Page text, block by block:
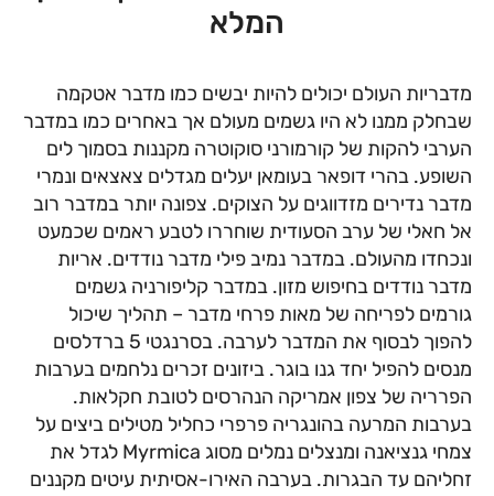
המלא
מדבריות העולם יכולים להיות יבשים כמו מדבר אטקמה
שבחלק ממנו לא היו גשמים מעולם אך באחרים כמו במדבר
הערבי להקות של קורמורני סוקוטרה מקננות בסמוך לים
השופע. בהרי דופאר בעומאן יעלים מגדלים צאצאים ונמרי
מדבר נדירים מזדווגים על הצוקים. צפונה יותר במדבר רוב
אל חאלי של ערב הסעודית שוחררו לטבע ראמים שכמעט
ונכחדו מהעולם. במדבר נמיב פילי מדבר נודדים. אריות
מדבר נודדים בחיפוש מזון. במדבר קליפורניה גשמים
גורמים לפריחה של מאות פרחי מדבר – תהליך שיכול
להפוך לבסוף את המדבר לערבה. בסרנגטי 5 ברדלסים
מנסים להפיל יחד גנו בוגר. ביזונים זכרים נלחמים בערבות
הפרריה של צפון אמריקה הנהרסים לטובת חקלאות.
בערבות המרעה בהונגריה פרפרי כחליל מטילים ביצים על
צמחי גנציאנה ומנצלים נמלים מסוג Myrmica לגדל את
זחליהם עד הבגרות. בערבה האירו-אסיתית עיטים מקננים